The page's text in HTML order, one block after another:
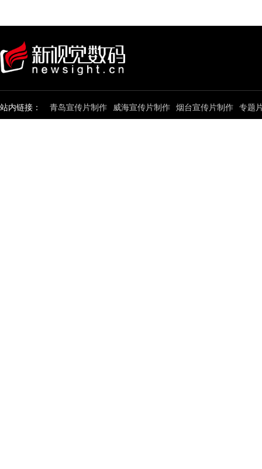
站内链接： 青岛宣传片制作 威海宣传片制作 烟台宣传片制作 专题